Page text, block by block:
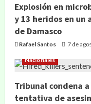
Explosión en
y 13 heridos en un
de Damasco
Rafael Santos 7 de
Nacionales
Tribunal condena
tentativa de